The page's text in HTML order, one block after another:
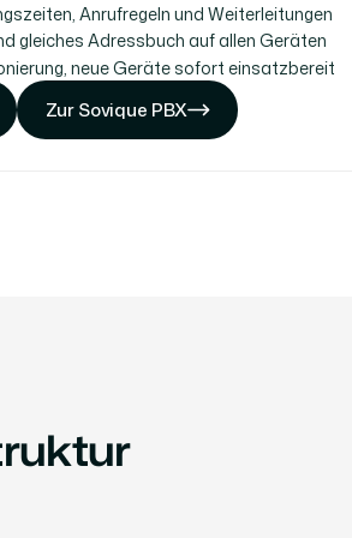
Anrufregeln und Weiterleitungen
gleiches Adressbuch auf allen Geräten
neue Geräte sofort einsatzbereit
Zur Sovique PBX
Zur Sovique PBX
Zur Sovique PBX